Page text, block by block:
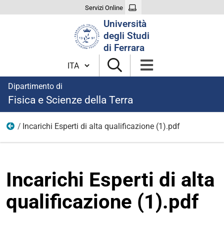
Servizi Online
Università
degli Studi
di Ferrara
Cambia lingua
Dipartimento di
Fisica e Scienze della Terra
Modulistica incarichi di insegnamento
Incarichi Esperti di alta qualificazione (1).pdf
Incarichi Esperti di alta
qualificazione (1).pdf